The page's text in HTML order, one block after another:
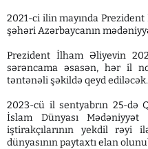
2021-ci ilin mayında
şəhəri Azərbaycanın
Prezident İlham Əliyevin
sərəncama əsasən, hər il
təntənəli şəkildə qeyd ediləcək.
2023-cü il sentyabrın 25-də
İslam Dünyası Mədəniyyət
iştirakçılarının yekdil
dünyasının paytaxtı elan